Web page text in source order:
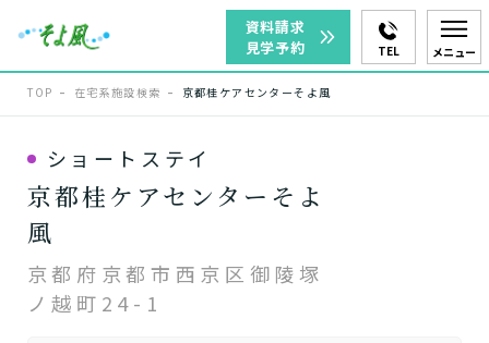
資料請求
見学予約
TEL メニュー
TOP 在宅系施設検索 京都桂ケアセンターそよ風
ショートステイ
京都桂ケアセンターそよ
風
京都府京都市西京区御陵塚
ノ越町24-1